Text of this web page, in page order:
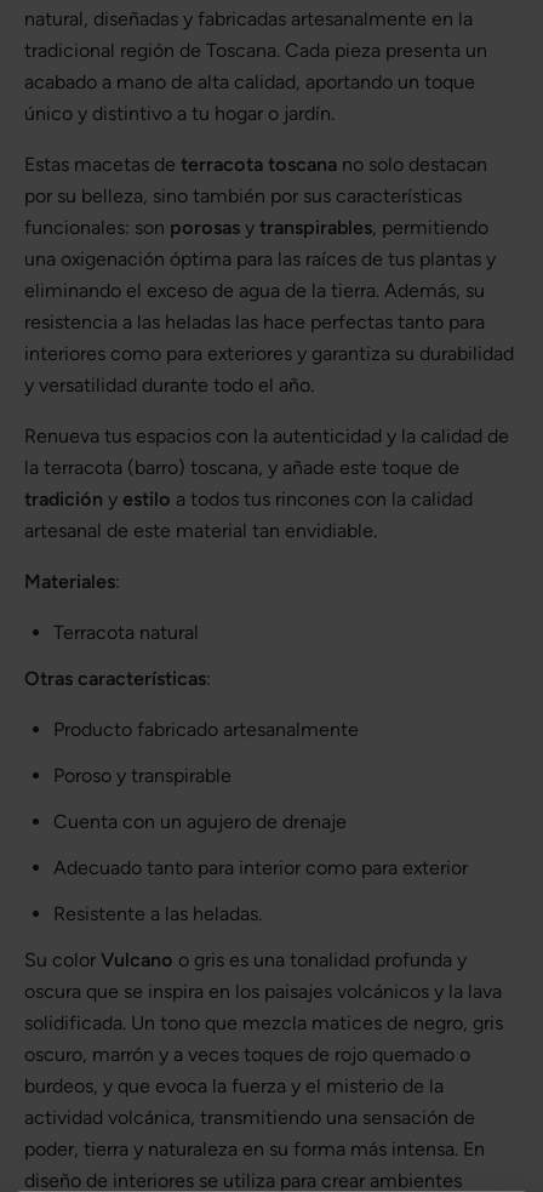
natural, diseñadas y fabricadas artesanalmente en la
tradicional región de Toscana. Cada pieza presenta un
acabado a mano de alta calidad, aportando un toque
único y distintivo a tu hogar o jardín.
Estas macetas de terracota toscana no solo destacan
por su belleza, sino también por sus características
funcionales: son porosas y transpirables, permitiendo
una oxigenación óptima para las raíces de tus plantas y
eliminando el exceso de agua de la tierra. Además, su
resistencia a las heladas las hace perfectas tanto para
interiores como para exteriores y garantiza su durabilidad
y versatilidad durante todo el año.
Renueva tus espacios con la autenticidad y la calidad de
la terracota (barro) toscana, y añade este toque de
tradición y estilo a todos tus rincones con la calidad
artesanal de este material tan envidiable.
Materiales:
Terracota natural
Otras características:
Producto fabricado artesanalmente
Poroso y transpirable
Cuenta con un agujero de drenaje
Adecuado tanto para interior como para exterior
Resistente a las heladas.
Su color Vulcano o gris es una tonalidad profunda y
oscura que se inspira en los paisajes volcánicos y la lava
solidificada. Un tono que mezcla matices de negro, gris
oscuro, marrón y a veces toques de rojo quemado o
burdeos, y que evoca la fuerza y el misterio de la
actividad volcánica, transmitiendo una sensación de
poder, tierra y naturaleza en su forma más intensa. En
diseño de interiores se utiliza para crear ambientes